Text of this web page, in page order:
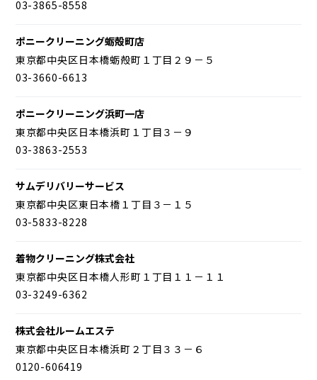
03-3865-8558
ポニークリーニング蛎殻町店
東京都中央区日本橋蛎殻町１丁目２９－５
03-3660-6613
ポニークリーニング浜町一店
東京都中央区日本橋浜町１丁目３－９
03-3863-2553
サムデリバリーサービス
東京都中央区東日本橋１丁目３－１５
03-5833-8228
着物クリーニング株式会社
東京都中央区日本橋人形町１丁目１１－１１
03-3249-6362
株式会社ルームエステ
東京都中央区日本橋浜町２丁目３３－６
0120-606419